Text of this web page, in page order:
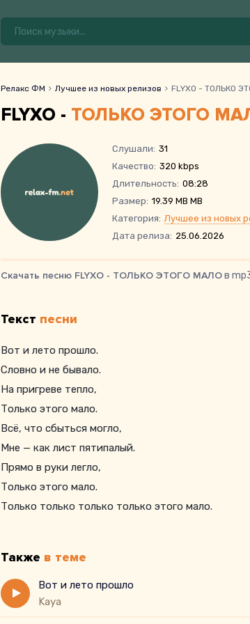
Релакс ФМ Лучшее из новых релизов FLYXO - ТОЛЬКО
FLYXO - ТОЛЬКО ЭТОГО
Слушали: 31
Качество: 320 kbps
Длительность: 08:28
Размер: 19.39 MB MB
Категория: Лучшее из новых
Дата релиза: 25.06.2026
Скачать песню FLYXO - ТОЛЬКО ЭТОГО МАЛОв
Текст песни
Вот и лето прошло.
Словно и не бывало.
На пригреве тепло,
Только этого мало.
Всё, что сбыться могло,
Мне — как лист пятипалый.
Прямо в руки легло,
Только этого мало.
Только только только только этого мало.
Также в теме
Вот и лето прошло
Kaya